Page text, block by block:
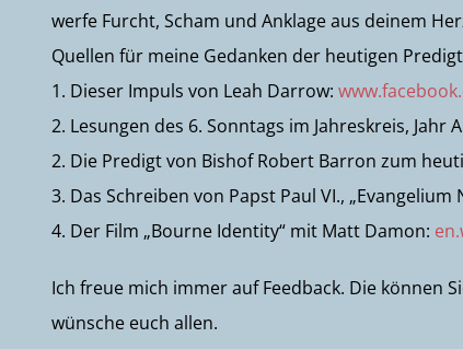
werfe Furcht, Scham und Anklage aus deinem
Quellen für meine Gedanken der heutigen
1. Dieser Impuls von Leah Darrow:
2. Lesungen des 6. Sonntags im Jahreskreis, Jahr
2. Die Predigt von Bishof Robert Barron zum
3. Das Schreiben von Papst Paul VI., „Evangelium
4. Der Film „Bourne Identity“ mit Matt Damon:
Ich freue mich immer auf Feedback. Die können
wünsche euch allen.